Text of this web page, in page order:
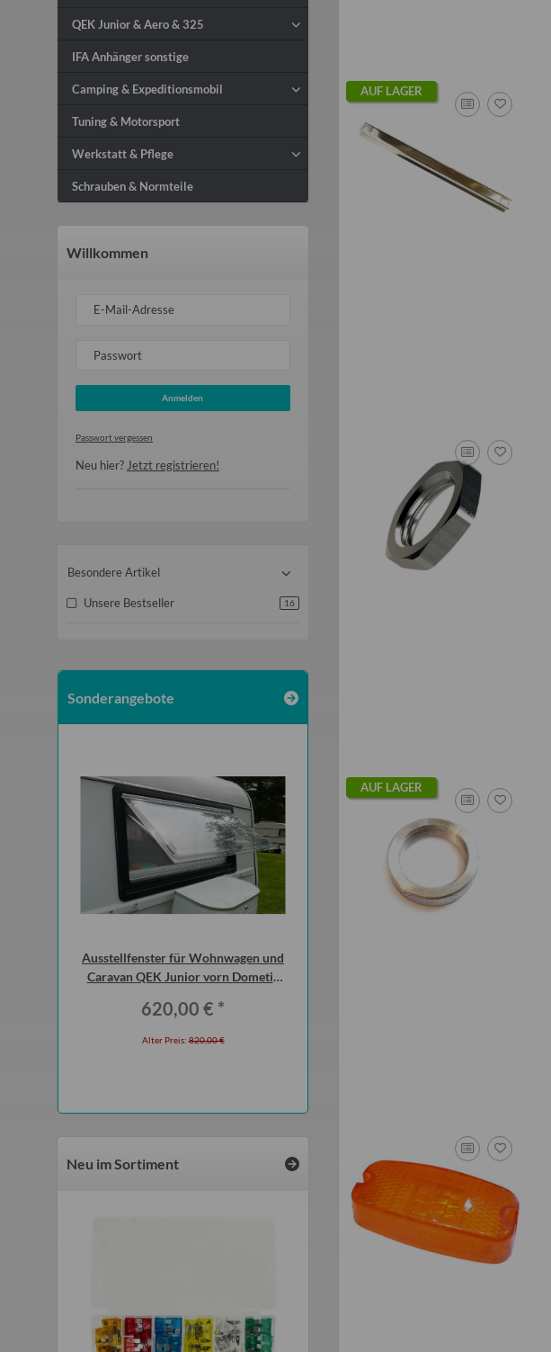
AUF LAGER
AUF LAGER
QEK Junior & Aero & 325
IFA Anhänger sonstige
Camping & Expeditionsmobil
Tuning & Motorsport
Werkstatt & Pflege
Schrauben & Normteile
Willkommen
E-Mail-Adresse
Passwort
Anmelden
Passwort vergessen
Neu hier? Jetzt registrieren!
Besondere Artikel
Unsere Bestseller 16
Sonderangebote
Ausstellfenster für Wohnwagen und
Caravan QEK Junior vorn Dometic
620,00 € *
Alter Preis:820,00 €
Neu im Sortiment